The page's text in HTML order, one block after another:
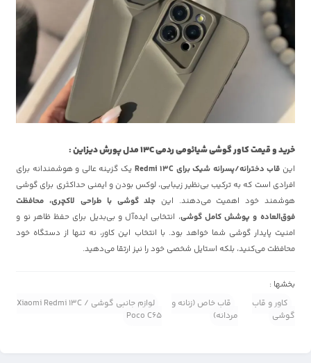
خرید و قیمت کاور گوشی شیائومی ردمی 13C مدل پورش دیزاین :
این قاب دخترانه/پسرانه شیک برای Redmi 13C
یک گزینه عالی و هوشمندانه برای
افرادی است که به ترکیب بی‌نظیر زیبایی، لوکس بودن و ایمنی حداکثری برای گوشی
هوشمند خود اهمیت می‌دهند. این جلد گوشی با طراحی لاکچری، محافظت
فوق‌العاده و پوشش کامل گوشی، انتخابی ایده‌آل و بی‌بدیل برای حفظ ظاهر نو و
امنیت پایدار گوشی شما خواهد بود. با انتخاب این کاور، نه تنها از دستگاه خود
محافظت می‌کنید، بلکه استایل شخصی خود را نیز ارتقا می‌دهید.
بخشها :
کاور و قاب
گوشی
قاب خاص (زنانه و
مردانه)
لوازم جانبی گوشی Xiaomi Redmi 13C /
Poco C65